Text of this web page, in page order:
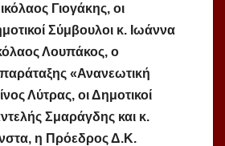
Γιογάκης, οι
Σύμβουλοι κ. Ιωάννα
Λουπάκος, ο
«Ανανεωτική
Λύτρας, οι Δημοτικοί
Σμαράγδης και κ.
η Πρόεδρος Δ.Κ.